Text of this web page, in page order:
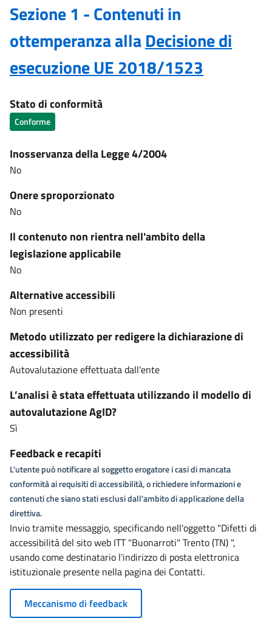
Sezione 1 - Contenuti in
ottemperanza allaDecisione di
esecuzione UE 2018/1523
Stato di conformità
Conforme
Inosservanza della Legge 4/2004
No
Onere sproporzionato
No
Il contenuto non rientra nell'ambito della
legislazione applicabile
No
Alternative accessibili
Non presenti
Metodo utilizzato per redigere la dichiarazione di
accessibilità
Autovalutazione effettuata dall'ente
L’analisi è stata effettuata utilizzando il modello di
autovalutazione AgID?
Sì
Feedback e recapiti
L'utente può notificare al soggetto erogatore i casi di mancata
conformità ai requisiti di accessibilità, o richiedere informazioni e
contenuti che siano stati esclusi dall'ambito di applicazione della
direttiva.
Invio tramite messaggio, specificando nell'oggetto "Difetti di
accessibilità del sito web ITT "Buonarroti" Trento (TN) ",
usando come destinatario l'indirizzo di posta elettronica
istituzionale presente nella pagina dei Contatti.
Meccanismo di feedback